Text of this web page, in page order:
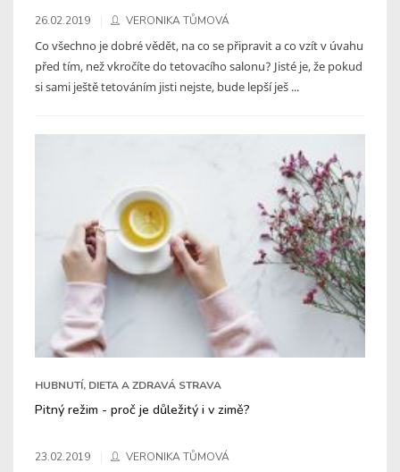
26.02.2019 VERONIKA TŮMOVÁ
Co všechno je dobré vědět, na co se připravit a co vzít v úvahu
před tím, než vkročíte do tetovacího salonu? Jisté je, že pokud
si sami ještě tetováním jisti nejste, bude lepší ješ ...
HUBNUTÍ, DIETA A ZDRAVÁ STRAVA
Pitný režim - proč je důležitý i v zimě?
23.02.2019 VERONIKA TŮMOVÁ